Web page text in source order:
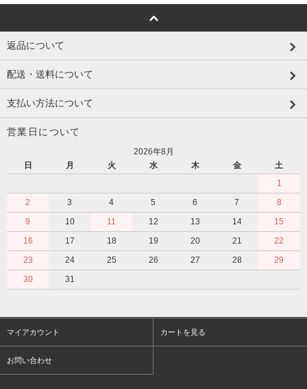
返品について
配送・送料について
支払い方法について
営業日について
2026年8月
日
月 火 水 木 金
土
1
2
3 4 5 6 7
8
9
10 11 12 13 14
15
16
17 18 19 20 21
22
23
24 25 26 27 28
29
30
31
マイアカウント カートを見る
お問い合わせ